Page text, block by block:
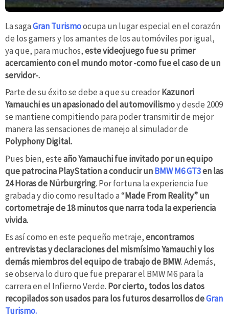
La sagaGran Turismoocupa un lugar especial en el corazón
de los gamers y los amantes de los automóviles por igual,
ya que, para muchos,este videojuego fue su primer
acercamiento con el mundo motor -como fue el caso de un
servidor-.
Parte de su éxito se debe a que su creadorKazunori
Yamauchi es un apasionado del automovilismoy desde 2009
se mantiene compitiendo para poder transmitir de mejor
manera las sensaciones de manejo al simulador de
Polyphony Digital.
Pues bien, esteaño Yamauchi fue invitado por un equipo
que patrocina PlayStation a conducir unBMW M6 GT3en las
24 Horas de Nürburgring. Por fortuna la experiencia fue
grabada y dio como resultado a “Made From Reality” un
cortometraje de 18 minutos que narra toda la experiencia
vivida.
Es así como en este pequeño metraje,encontramos
entrevistas y declaraciones del mismísimo Yamauchi y los
demás miembros del equipo de trabajo de BMW. Además,
se observa lo duro que fue preparar el BMW M6 para la
carrera en el Infierno Verde. Por cierto, todos los datos
recopilados son usados para los futuros desarrollos deGran
Turismo.